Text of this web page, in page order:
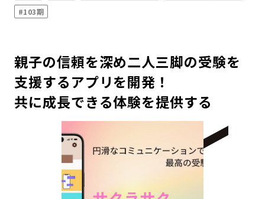
#103期
親子の信頼を深め二人三脚の受験を
支援するアプリを開発！
共に成長できる体験を提供する